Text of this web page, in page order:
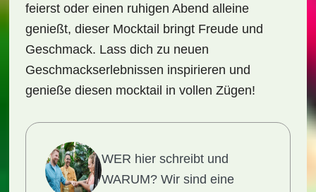
feierst oder einen ruhigen Abend alleine
genießt, dieser Mocktail bringt Freude und
Geschmack. Lass dich zu neuen
Geschmackserlebnissen inspirieren und
genieße diesen mocktail in vollen Zügen!
WER hier schreibt und
WARUM?Wir sind eine